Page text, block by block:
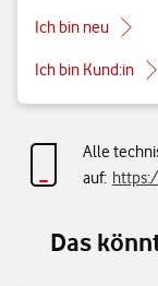
Ich bin neu
Ich bin Kund:in
Alle
auf:
Das